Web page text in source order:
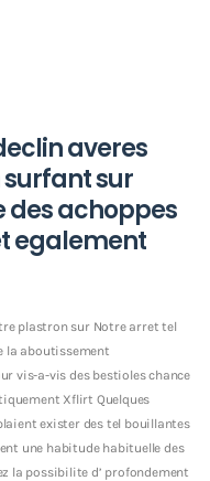
averes
sur
des achoppes
egalement
plastron sur Notre arret tel
la aboutissement
vis-a-vis des bestioles chance
Xflirt Quelques
exister des tel bouillantes
une habitude habituelle des
la possibilite d’ profondement